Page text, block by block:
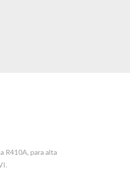
R410A, para alta